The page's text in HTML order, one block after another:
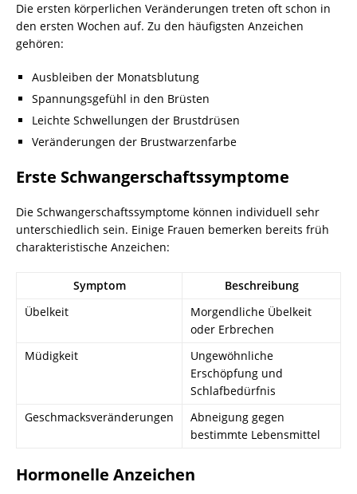
Die ersten körperlichen Veränderungen treten oft schon in
den ersten Wochen auf. Zu den häufigsten Anzeichen
gehören:
Ausbleiben der Monatsblutung
Spannungsgefühl in den Brüsten
Leichte Schwellungen der Brustdrüsen
Veränderungen der Brustwarzenfarbe
Erste Schwangerschaftssymptome
Die Schwangerschaftssymptome können individuell sehr
unterschiedlich sein. Einige Frauen bemerken bereits früh
charakteristische Anzeichen:
Symptom
Beschreibung
Übelkeit
Morgendliche Übelkeit
oder Erbrechen
Müdigkeit
Ungewöhnliche
Erschöpfung und
Schlafbedürfnis
Geschmacksveränderungen
Abneigung gegen
bestimmte Lebensmittel
Hormonelle Anzeichen